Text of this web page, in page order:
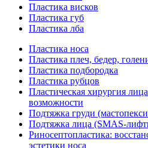
Пластика висков
Пластика губ
Пластика лба
Пластика носа
Пластика плеч, бедер,
Пластика подбородка
Пластика рубцов
Пластическая хирургия
возможности
Подтяжка груди
Подтяжка лица (SMAS-
Риносептопластика:
эстетики носа